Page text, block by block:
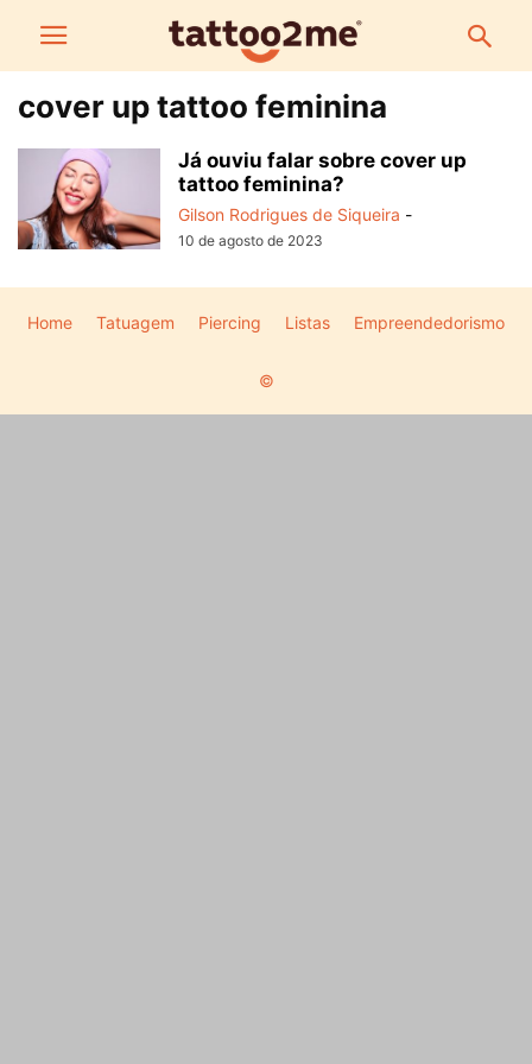
cover up tattoo feminina
Já ouviu falar sobre cover up
tattoo feminina?
Gilson Rodrigues de Siqueira -
10 de agosto de 2023
Home Tatuagem Piercing Listas Empreendedorismo
©